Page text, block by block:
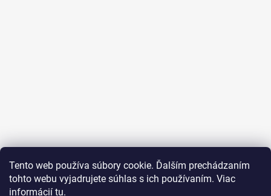
Tento web používa súbory cookie. Ďalším prechádzaním
tohto webu vyjadrujete súhlas s ich používaním. Viac
informácií tu.